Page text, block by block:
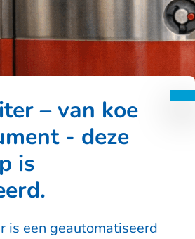
– van koe
- deze
is
is een geautomatiseerd